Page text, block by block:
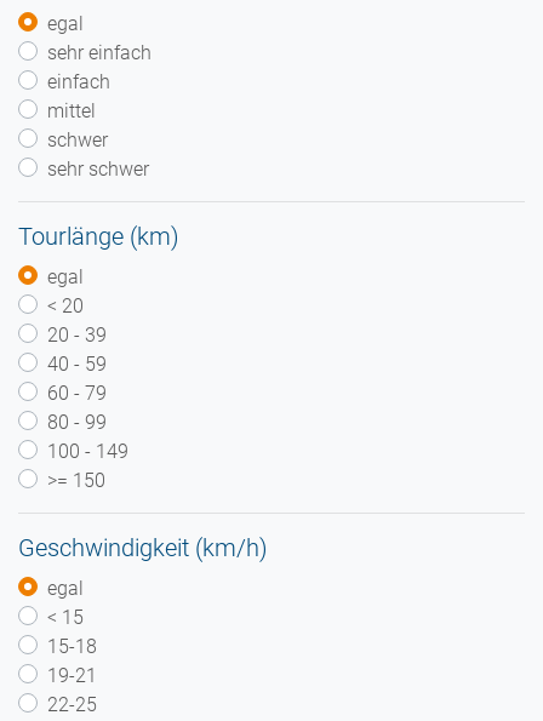
egal
sehr einfach
einfach
mittel
schwer
sehr schwer
Tourlänge (km)
egal
< 20
20 - 39
40 - 59
60 - 79
80 - 99
100 - 149
>= 150
Geschwindigkeit (km/h)
egal
< 15
15-18
19-21
22-25